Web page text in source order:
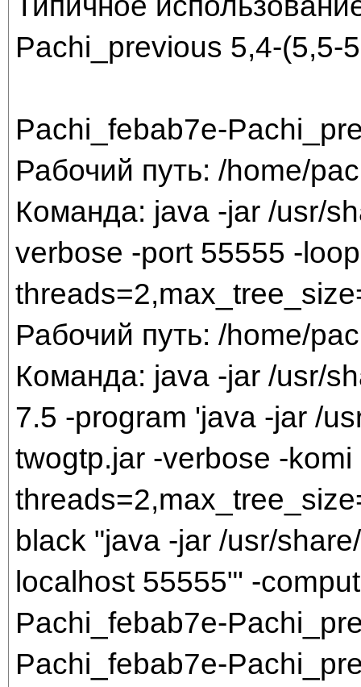
Pachi_previous 5,4-(5,5-
Pachi_febab7e-
Рабочий путь: /home/
Команда: java -jar /usr/
verbose -port 55555 -
Рабочий путь: /home/
Команда: java -jar /usr/
7.5 -program 'java -jar /
twogtp.jar -verbose -
black "java -jar /usr/
localhost 55555"' -
Pachi_febab7e-
Pachi_febab7e-